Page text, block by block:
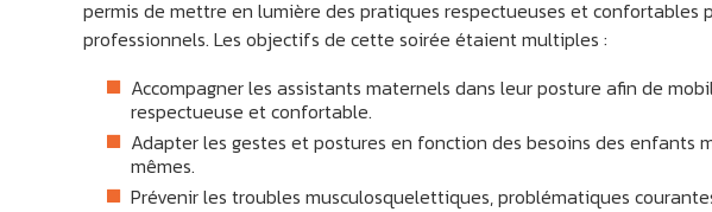
permis de mettre en lumière des pratiques respectueuses et confortables
professionnels. Les objectifs de cette soirée étaient multiples :
Accompagner les assistants maternels dans leur posture afin de
respectueuse et confortable.
Adapter les gestes et postures en fonction des besoins des enfants
mêmes.
Prévenir les troubles musculosquelettiques, problématiques
SOMMIÈRES DU CLAIN